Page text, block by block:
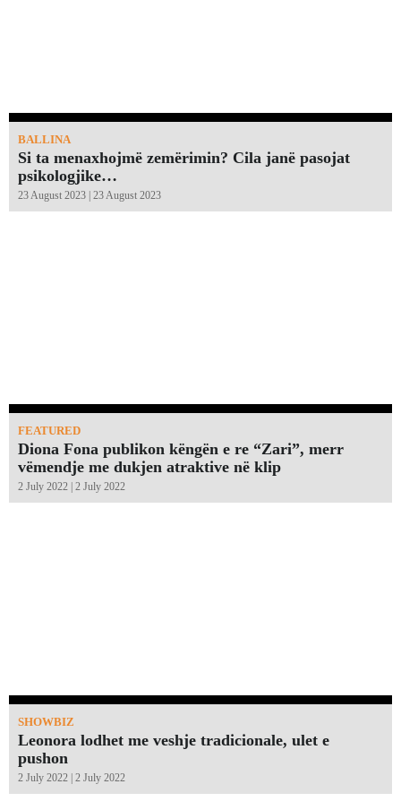
BALLINA
Si ta menaxhojmë zemërimin? Cila janë pasojat
psikologjike…
23 August 2023 | 23 August 2023
FEATURED
Diona Fona publikon këngën e re “Zari”, merr
vëmendje me dukjen atraktive në klip
2 July 2022 | 2 July 2022
SHOWBIZ
Leonora lodhet me veshje tradicionale, ulet e
pushon
2 July 2022 | 2 July 2022